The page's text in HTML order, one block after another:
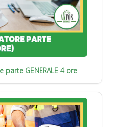
parte GENERALE 4 ore